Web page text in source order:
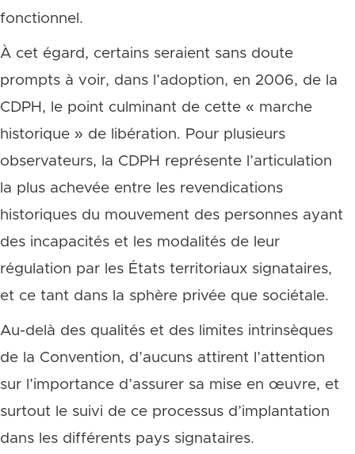
fonctionnel.
À cet égard, certains seraient sans doute
prompts à voir, dans l’adoption, en 2006, de la
CDPH, le point culminant de cette « marche
historique » de libération. Pour plusieurs
observateurs, la CDPH représente l’articulation
la plus achevée entre les revendications
historiques du mouvement des personnes ayant
des incapacités et les modalités de leur
régulation par les États territoriaux signataires,
et ce tant dans la sphère privée que sociétale.
Au-delà des qualités et des limites intrinsèques
de la Convention, d’aucuns attirent l’attention
sur l’importance d’assurer sa mise en œuvre, et
surtout le suivi de ce processus d’implantation
dans les différents pays signataires.